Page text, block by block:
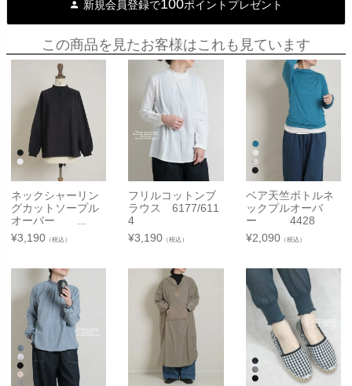
新規会員登録で100ポイントプレゼント
この商品を見たお客様はこれも見ています
ネックシャーリン
グカットソープル
オーバー ...
¥3,190 （税込）
フリルコットンブ
ラウス 6177/611
4
¥3,190 （税込）
ベア天竺ボトルネ
ックプルオーバ
ー 4428
¥2,090（税込）